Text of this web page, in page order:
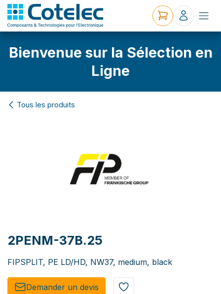
Bienvenue sur la Sélection en
Ligne
Tous les produits
2PENM-37B.25
FIPSPLIT, PE LD/HD, NW37, medium, black
Demander un de​​vis​​